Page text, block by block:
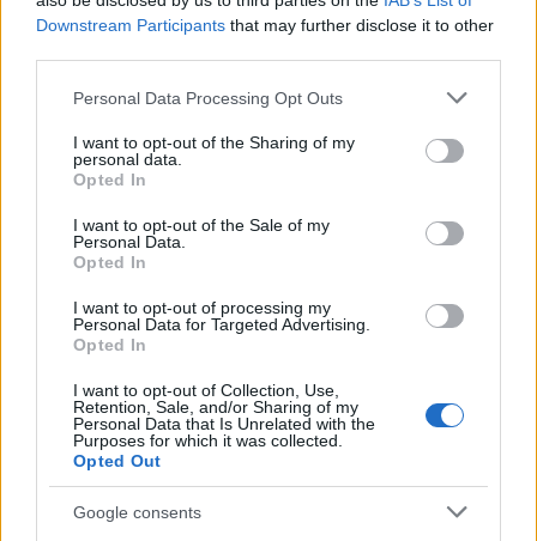
Downstream Participants that may further disclose it to other
Please note that this website/app uses one or more Google
not limited to your visit or usage behaviour. You may click to
grant or deny consent to Google and its third-party tags to
use your data for below specified purposes in below Google
consent section.
Personal Data Processing Opt Outs
I want to opt-out of the Sharing of my
personal data.
Opted In
I want to opt-out of the Sale of my
Personal Data.
Opted In
I want to opt-out of processing my
Personal Data for Targeted Advertising.
Opted In
I want to opt-out of Collection, Use,
Retention, Sale, and/or Sharing of my
Personal Data that Is Unrelated with the
Purposes for which it was collected.
Opted Out
Google consents
em direção à plataforma Aurox e o preço do token URUS
aumentará, pois os usuários precisam segurar o token para
Conforme destacado acima, os ativos não utilizados de um
usuário são apostados automaticamente, o que dá lucro
apostas, bem como um aumento no preço de seus
tokens. Esse recurso é um ponto atraente para usuários de
criptografia e também para investidores em potencial. Ele
promete recompensas em dobro e, possivelmente, muitos
desse recurso, causando um aumento no preço do token
URUS.
Muitos analistas de criptografia estão sugerindo o início
de uma temporada alternativa em novembro. Algumas